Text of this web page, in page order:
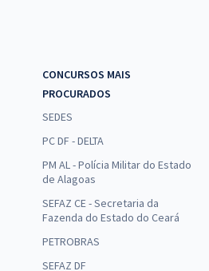
CONCURSOS MAIS
PROCURADOS
SEDES
PC DF - DELTA
PM AL - Polícia Militar do Estado
de Alagoas
SEFAZ CE - Secretaria da
Fazenda do Estado do Ceará
PETROBRAS
SEFAZ DF